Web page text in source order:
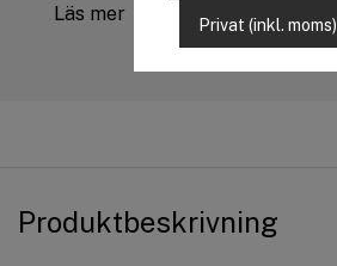
Läs mer
Produktbeskrivning
Privat (inkl. moms)